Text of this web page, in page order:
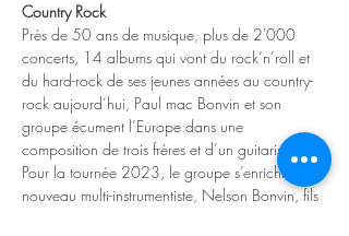
Country Rock
Près de 50 ans de musique, plus de 2'000
concerts, 14 albums qui vont du rock’n’roll et
du hard-rock de ses jeunes années au country-
rock aujourd’hui, Paul mac Bonvin et son
groupe écument l’Europe dans une
composition de trois frères et d’un guitariste.
Pour la tournée 2023, le groupe s’enrichit d’un
nouveau multi-instrumentiste, Nelson Bonvin, fils